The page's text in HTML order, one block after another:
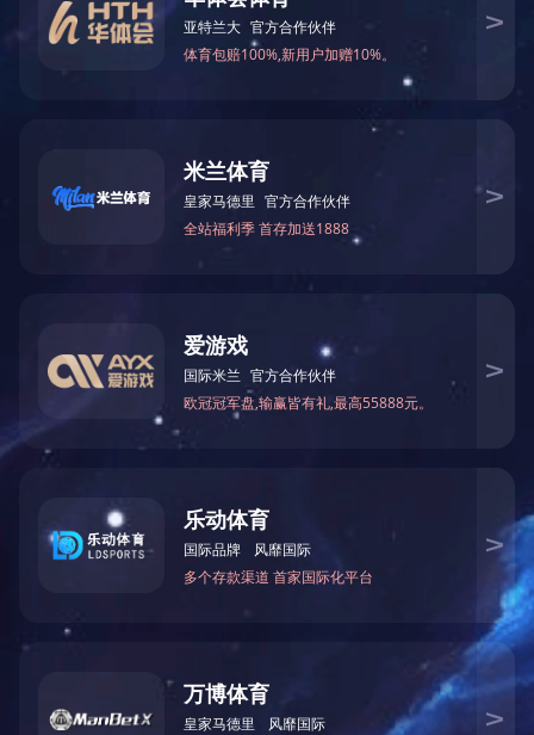
万仁药业：万民为先，以仁为本！
"
小儿腹泻贴
公司简介
网站地图
版权所有
咨询
网址：/
豫ICP备